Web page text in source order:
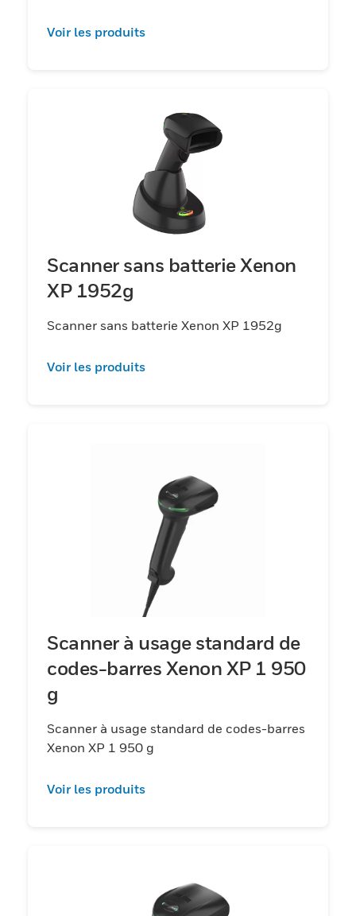
Voir les produits
Scanner sans batterie Xenon
XP 1952g
Scanner sans batterie Xenon XP 1952g
Voir les produits
Scanner à usage standard de
codes-barres Xenon XP 1 950
g
Scanner à usage standard de codes-barres
Xenon XP 1 950 g
Voir les produits